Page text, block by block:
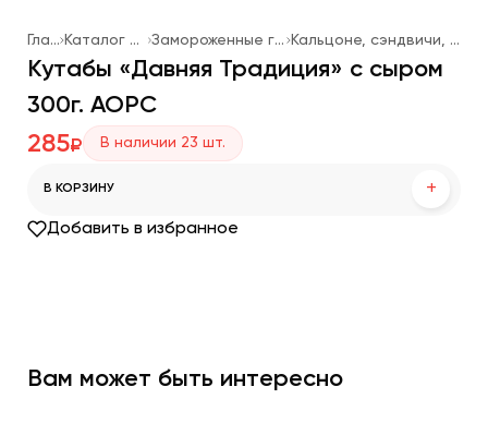
Главная Каталог продукции Замороженные готовые блюда Кальцоне, сэндвичи, основы для пиццы
Кутабы «Давняя Традиция» с сыром
300г. АОРС
285₽ В наличии 23 шт.
В КОРЗИНУ +
Добавить в избранное
Вам может быть интересно